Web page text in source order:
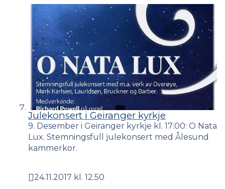
Julekonsert i Geiranger kyrkje
9. Desember i Geiranger kyrkje kl. 17:00: O Nata
Lux. Stemningsfull julekonsert med Ålesund
kammerkor.
Publisert
24.11.2017 kl. 12.50